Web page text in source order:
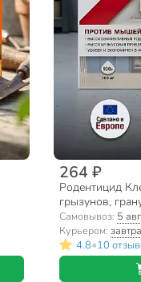
264 ₽
Родентицид
грызунов,
Самовывоз: 5
Курьером: завтра
4.8•10